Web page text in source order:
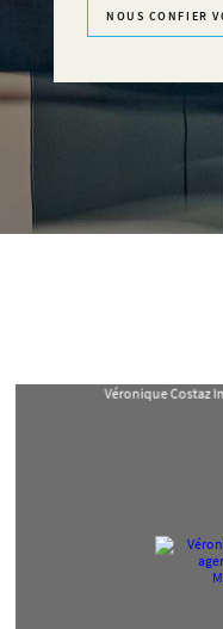
NOUS CONFIER